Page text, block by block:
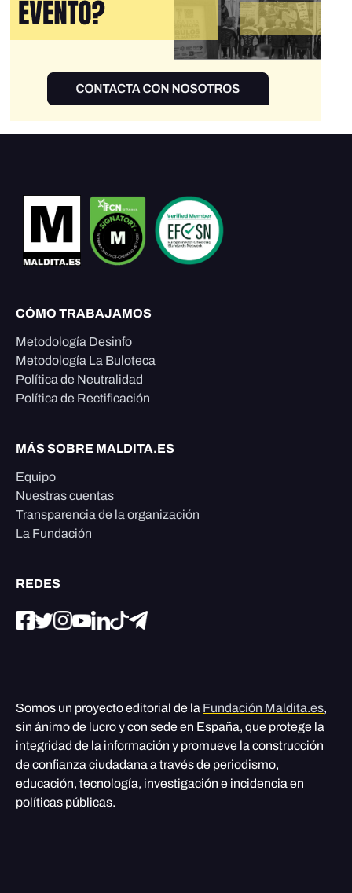
CÓMO TRABAJAMOS
Metodología Desinfo
Metodología La Buloteca
Política de Neutralidad
Política de Rectificación
MÁS SOBRE MALDITA.ES
Equipo
Nuestras cuentas
Transparencia de la organización
La Fundación
REDES
Somos un proyecto editorial de la Fundación Maldita.es,
sin ánimo de lucro y con sede en España, que protege la
integridad de la información y promueve la construcción
de confianza ciudadana a través de periodismo,
educación, tecnología, investigación e incidencia en
políticas públicas.